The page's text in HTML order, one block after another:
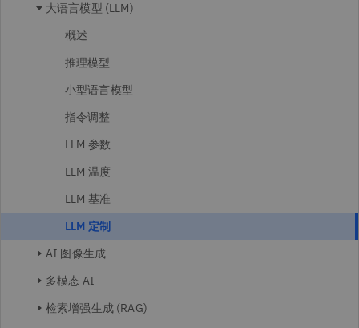
大语言模型 (LLM)
概述
推理模型
小型语言模型
指令调整
LLM 参数
LLM 温度
LLM 基准
LLM 定制
AI 图像生成
多模态 AI
检索增强生成 (RAG)